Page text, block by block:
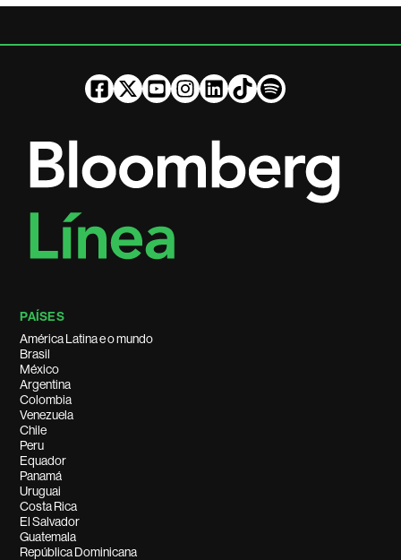
PAÍSES
América Latina e o mundo
Brasil
México
Argentina
Colombia
Venezuela
Chile
Peru
Equador
Panamá
Uruguai
Costa Rica
El Salvador
Guatemala
República Dominicana